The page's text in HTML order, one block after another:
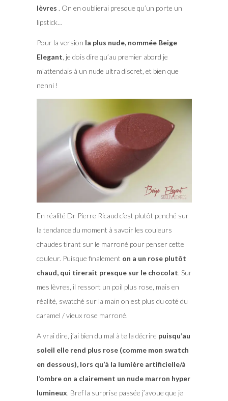
lèvres . On en oublierai presque qu’un porte un
lipstick…
Pour la version la plus nude, nommée Beige
Elegant , je dois dire qu’au premier abord je
m’attendais à un nude ultra discret, et bien que
nenni !
En réalité Dr Pierre Ricaud c’est plutôt penché sur
la tendance du moment à savoir les couleurs
chaudes tirant sur le marroné pour penser cette
couleur. Puisque finalement on a un rose plutôt
chaud, qui tirerait presque sur le chocolat. Sur
mes lèvres, il ressort un poil plus rose, mais en
réalité, swatché sur la main on est plus du coté du
caramel / vieux rose marroné.
A vrai dire, j’ai bien du mal à te la décrire puisqu’au
soleil elle rend plus rose (comme mon swatch
en dessous), lors qu’à la lumière artificielle/à
l’ombre on a clairement un nude marron hyper
lumineux. Bref la surprise passée j’avoue que je